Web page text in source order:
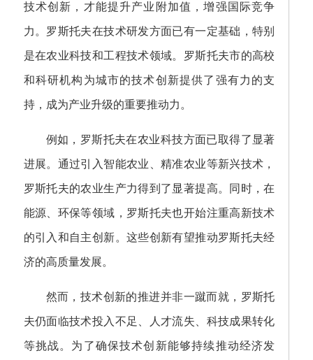
技术创新，才能提升产业附加值，增强国际竞争
力。罗斯托夫在技术研发方面已有一定基础，特别
是在农业科技和工程技术领域。罗斯托夫市的高校
和科研机构为城市的技术创新提供了强有力的支
持，成为产业升级的重要推动力。
例如，罗斯托夫在农业科技方面已取得了显著
进展。通过引入智能农业、精准农业等新兴技术，
罗斯托夫的农业生产力得到了显著提高。同时，在
能源、环保等领域，罗斯托夫也开始注重高新技术
的引入和自主创新。这些创新有望推动罗斯托夫经
济的高质量发展。
然而，技术创新的推进并非一蹴而就，罗斯托
夫仍面临技术投入不足、人才流失、科技成果转化
等挑战。为了确保技术创新能够持续推动经济发